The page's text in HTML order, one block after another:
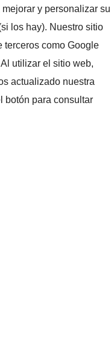
y personalizar su
los hay). Nuestro sitio
terceros como Google
utilizar el sitio web,
actualizado nuestra
botón para consultar